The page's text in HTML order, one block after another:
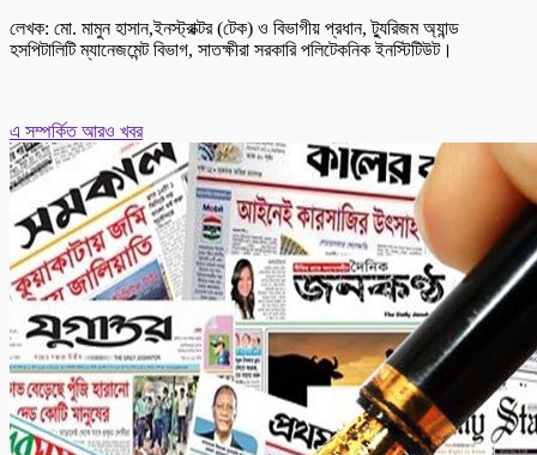
লেখক: মো. মামুন হাসান,ইনস্ট্রাক্টর (টেক) ও বিভাগীয় প্রধান, ট্যুরিজম অ্যান্ড
হসপিটালিটি ম্যানেজমেন্ট বিভাগ, সাতক্ষীরা সরকারি পলিটেকনিক ইনস্টিটিউট।
এ সম্পর্কিত আরও খবর